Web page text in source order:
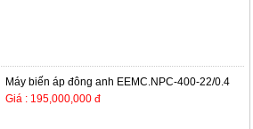
Máy biến áp đông anh EEMC.NPC-400-22/0.4
Giá : 195,000,000 đ